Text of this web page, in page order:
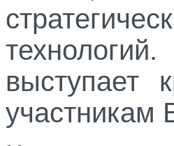
выступает
участникам